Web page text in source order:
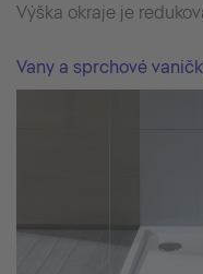
Výška okraje je
Vany a sprchové